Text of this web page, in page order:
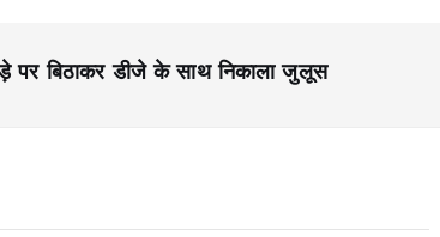
पर बिठाकर डीजे के साथ निकाला जुलूस